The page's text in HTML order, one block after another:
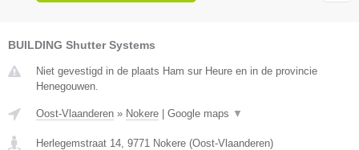
BUILDING Shutter Systems
Niet gevestigd in de plaats Ham sur Heure en in de provincie
Henegouwen.
Oost-Vlaanderen » Nokere Google maps ▼
Herlegemstraat 14 9771 Nokere (Oost-Vlaanderen)